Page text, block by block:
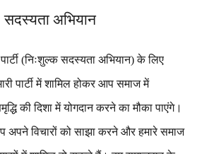
: सदस्यता अभियान
(निःशुल्क सदस्यता अभियान) के लिए
पार्टी में शामिल होकर आप समाज में
की दिशा में योगदान करने का मौका पाएंगे।
विचारों को साझा करने और हमारे समाज